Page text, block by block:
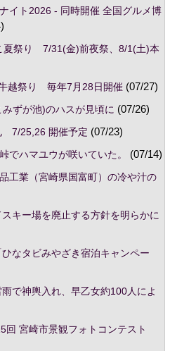
イト2026 - 同時開催 全国グルメ博
夏祭り 7/31(金)前夜祭、8/1(土)本
越祭り 毎年7月28日開催(07/27)
ずが池)のハスが見頃に (07/26)
7/25,26 開催予定 (07/23)
ハマユウが咲いていた。
(07/14)
工業（宮崎県国富町）の冷や汁の
キー場を廃止する方針を明らかに
なタビみやざき宿泊キャンペー
で神輿入れ、早乙女約100人によ
回 宮崎市景観フォトコンテスト